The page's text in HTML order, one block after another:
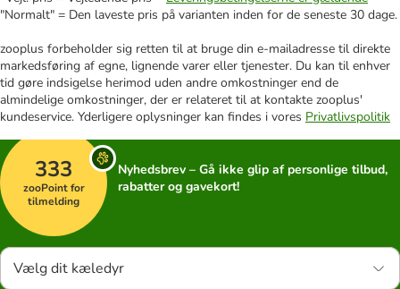
"Normalt" = Den laveste pris på varianten inden for de seneste 30 dage.
zooplus forbeholder sig retten til at bruge din e-mailadresse til direkte
markedsføring af egne, lignende varer eller tjenester. Du kan til enhver
tid gøre indsigelse herimod uden andre omkostninger end de
almindelige omkostninger, der er relateret til at kontakte zooplus'
kundeservice. Yderligere oplysninger kan findes i vores Privatlivspolitik
333
zooPoint for
tilmelding
Nyhedsbrev – Gå ikke glip af personlige tilbud,
rabatter og gavekort!
Vælg dit kæledyr